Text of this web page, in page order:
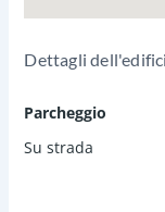
Dettagli
Parcheggio
Su strada